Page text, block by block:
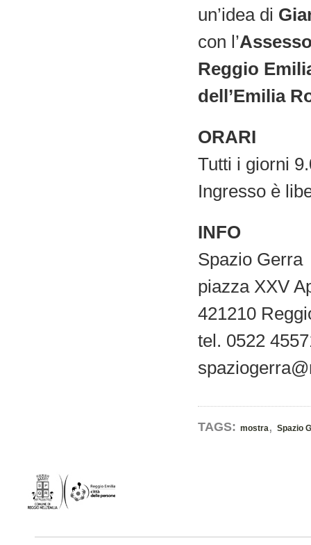
un’idea di
con l’
Reggio
dell’Emilia
ORARI
Tutti i giorni
Ingresso è
INFO
Spazio Gerra
piazza XXV
421210
tel. 0522
TAGS: mostra, Spazio